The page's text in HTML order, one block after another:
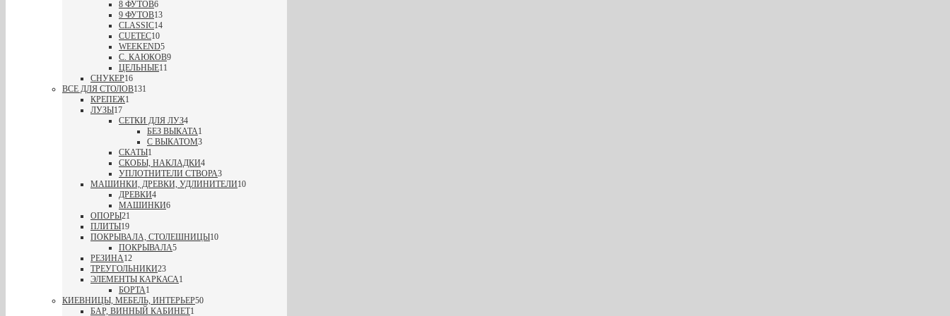
8 ФУТОВ6
9 ФУТОВ13
CLASSIC14
CUETEC10
WEEKEND5
С. КАЮКОВ9
ЦЕЛЬНЫЕ11
СНУКЕР16
ВСЕ ДЛЯ СТОЛОВ131
КРЕПЕЖ1
ЛУЗЫ17
СЕТКИ ДЛЯ ЛУЗ4
БЕЗ ВЫКАТА1
С ВЫКАТОМ3
СКАТЫ1
СКОБЫ, НАКЛАДКИ4
УПЛОТНИТЕЛИ СТВОРА3
МАШИНКИ, ДРЕВКИ, УДЛИНИТЕЛИ10
ДРЕВКИ4
МАШИНКИ6
ОПОРЫ21
ПЛИТЫ19
ПОКРЫВАЛА, СТОЛЕШНИЦЫ10
ПОКРЫВАЛА5
РЕЗИНА12
ТРЕУГОЛЬНИКИ23
ЭЛЕМЕНТЫ КАРКАСА1
БОРТА1
КИЕВНИЦЫ, МЕБЕЛЬ, ИНТЕРЬЕР50
БАР, ВИННЫЙ КАБИНЕТ1